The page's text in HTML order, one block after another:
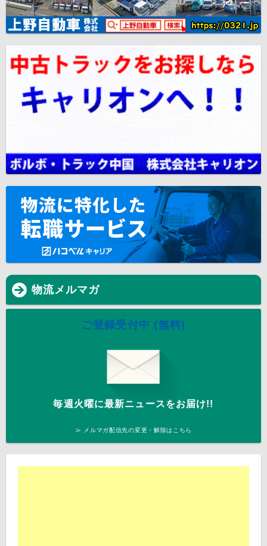
物流メルマガ
ご登録受付中 (無料)
毎週火曜に最新ニュースをお届け!!
≫ メルマガ配信先の変更・解除はこちら